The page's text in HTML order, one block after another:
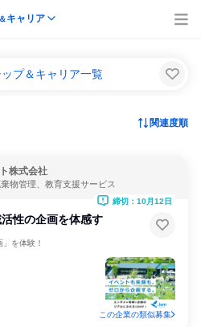
＆キャリア
プ＆キャリア一覧
関連度順
株式会社
物管理、教育支援サービス
性の企画を体感す
を体験！
締切：10月12日
この企業の類似募集